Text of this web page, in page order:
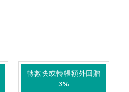
轉數快或轉帳額外回贈
3%